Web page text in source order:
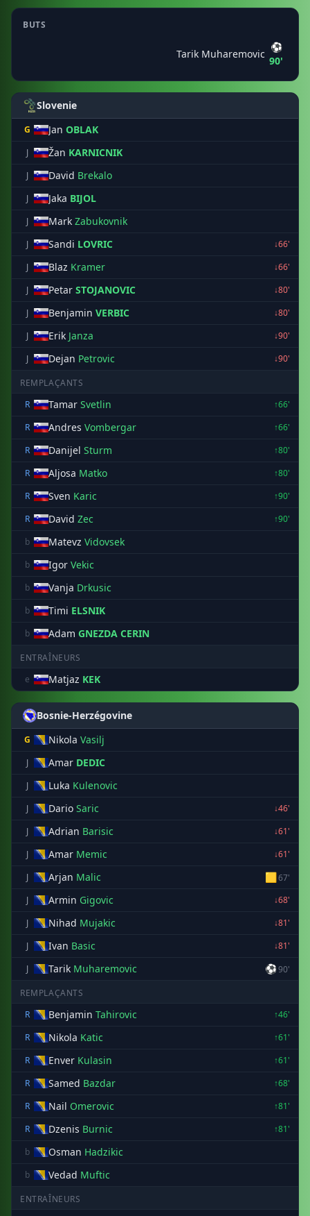
BUTS
Tarik Muharemovic
⚽
90'
Slovenie
G Jan OBLAK
J Žan KARNICNIK
J David Brekalo
J Jaka BIJOL
J Mark Zabukovnik
J Sandi LOVRIC
↓66'
J
Blaz Kramer
↓66'
J
Petar STOJANOVIC
↓80'
J
Benjamin VERBIC
↓80'
J
Erik Janza
↓90'
J
Dejan Petrovic ↓90'
REMPLAÇANTS
R
Tamar Svetlin
↑66'
R
Andres Vombergar
↑66'
R
Danijel Sturm
↑80'
R
Aljosa Matko
↑80'
R
Sven Karic
↑90'
R
David Zec
↑90'
b
Matevz Vidovsek
b Igor Vekic
b Vanja Drkusic
b Timi ELSNIK
b Adam GNEZDA CERIN
ENTRAÎNEURS
e
Matjaz KEK
Bosnie-Herzégovine
G Nikola Vasilj
J Amar DEDIC
J Luka Kulenovic
J Dario Saric
↓46'
J
Adrian Barisic
↓61'
J
Amar Memic
↓61'
J
Arjan Malic 🟨67'
J
Armin Gigovic
↓68'
J
Nihad Mujakic
↓81'
J
Ivan Basic
↓81'
J
Tarik Muharemovic ⚽90'
REMPLAÇANTS
R
Benjamin Tahirovic
↑46'
R
Nikola Katic
↑61'
R
Enver Kulasin
↑61'
R
Samed Bazdar
↑68'
R
Nail Omerovic
↑81'
R
Dzenis Burnic
↑81'
b
Osman Hadzikic
b Vedad Muftic
ENTRAÎNEURS